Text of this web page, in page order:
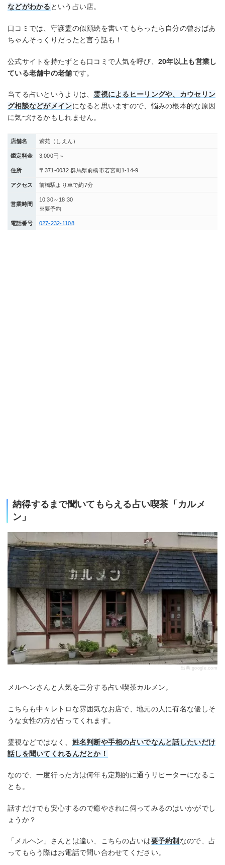
などがわかる という占い店。
口コミでは、守護霊の似顔絵を書いてもらったら自分の曾おばあ
ちゃんそっくりだったと言う話も！
公式サイトを持たずとも口コミで人気を呼び、 20年以上も営業し
ている老舗中の老舗です。
当てる占いというよりは、 霊視によるヒーリングや、カウセリン
グ相談などがメインになると思いますので、悩みの根本的な原因
に気づけるかもしれません。
店舗名 紫苑（しえん）
鑑定料金 3,000円～
住所 〒371-0032 群馬県前橋市若宮町1-14-9
アクセス 前橋駅より車で約7分
営業時間
10:30～18:30
※要予約
電話番号 027-232-1108
納得するまで聞いてもらえる占い喫茶「カルメ
ン」
出典:google.com
メルヘンさんと人気を二分する占い喫茶カルメン。
こちらも中々レトロな雰囲気なお店で、地元の人に有名な優しそ
うな女性の方が占ってくれます。
霊視などではなく、 姓名判断や手相の占いでなんと話したいだけ
話しを聞いてくれるんだとか！
なので、一度行った方は何年も定期的に通うリピーターになるこ
とも。
話すだけでも安心するので癒やされに伺ってみるのはいかがでし
ょうか？
「メルヘン」さんとは違い、こちらの占いは要予約制 なので、占
ってもらう際はお電話で問い合わせてください。